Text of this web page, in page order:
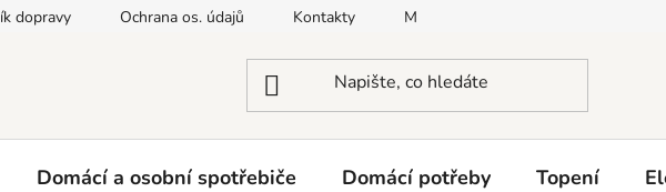
dopravy Ochrana os. údajů Kontakty Moje objednávka
Domácí a osobní spotřebiče Domácí potřeby Topení